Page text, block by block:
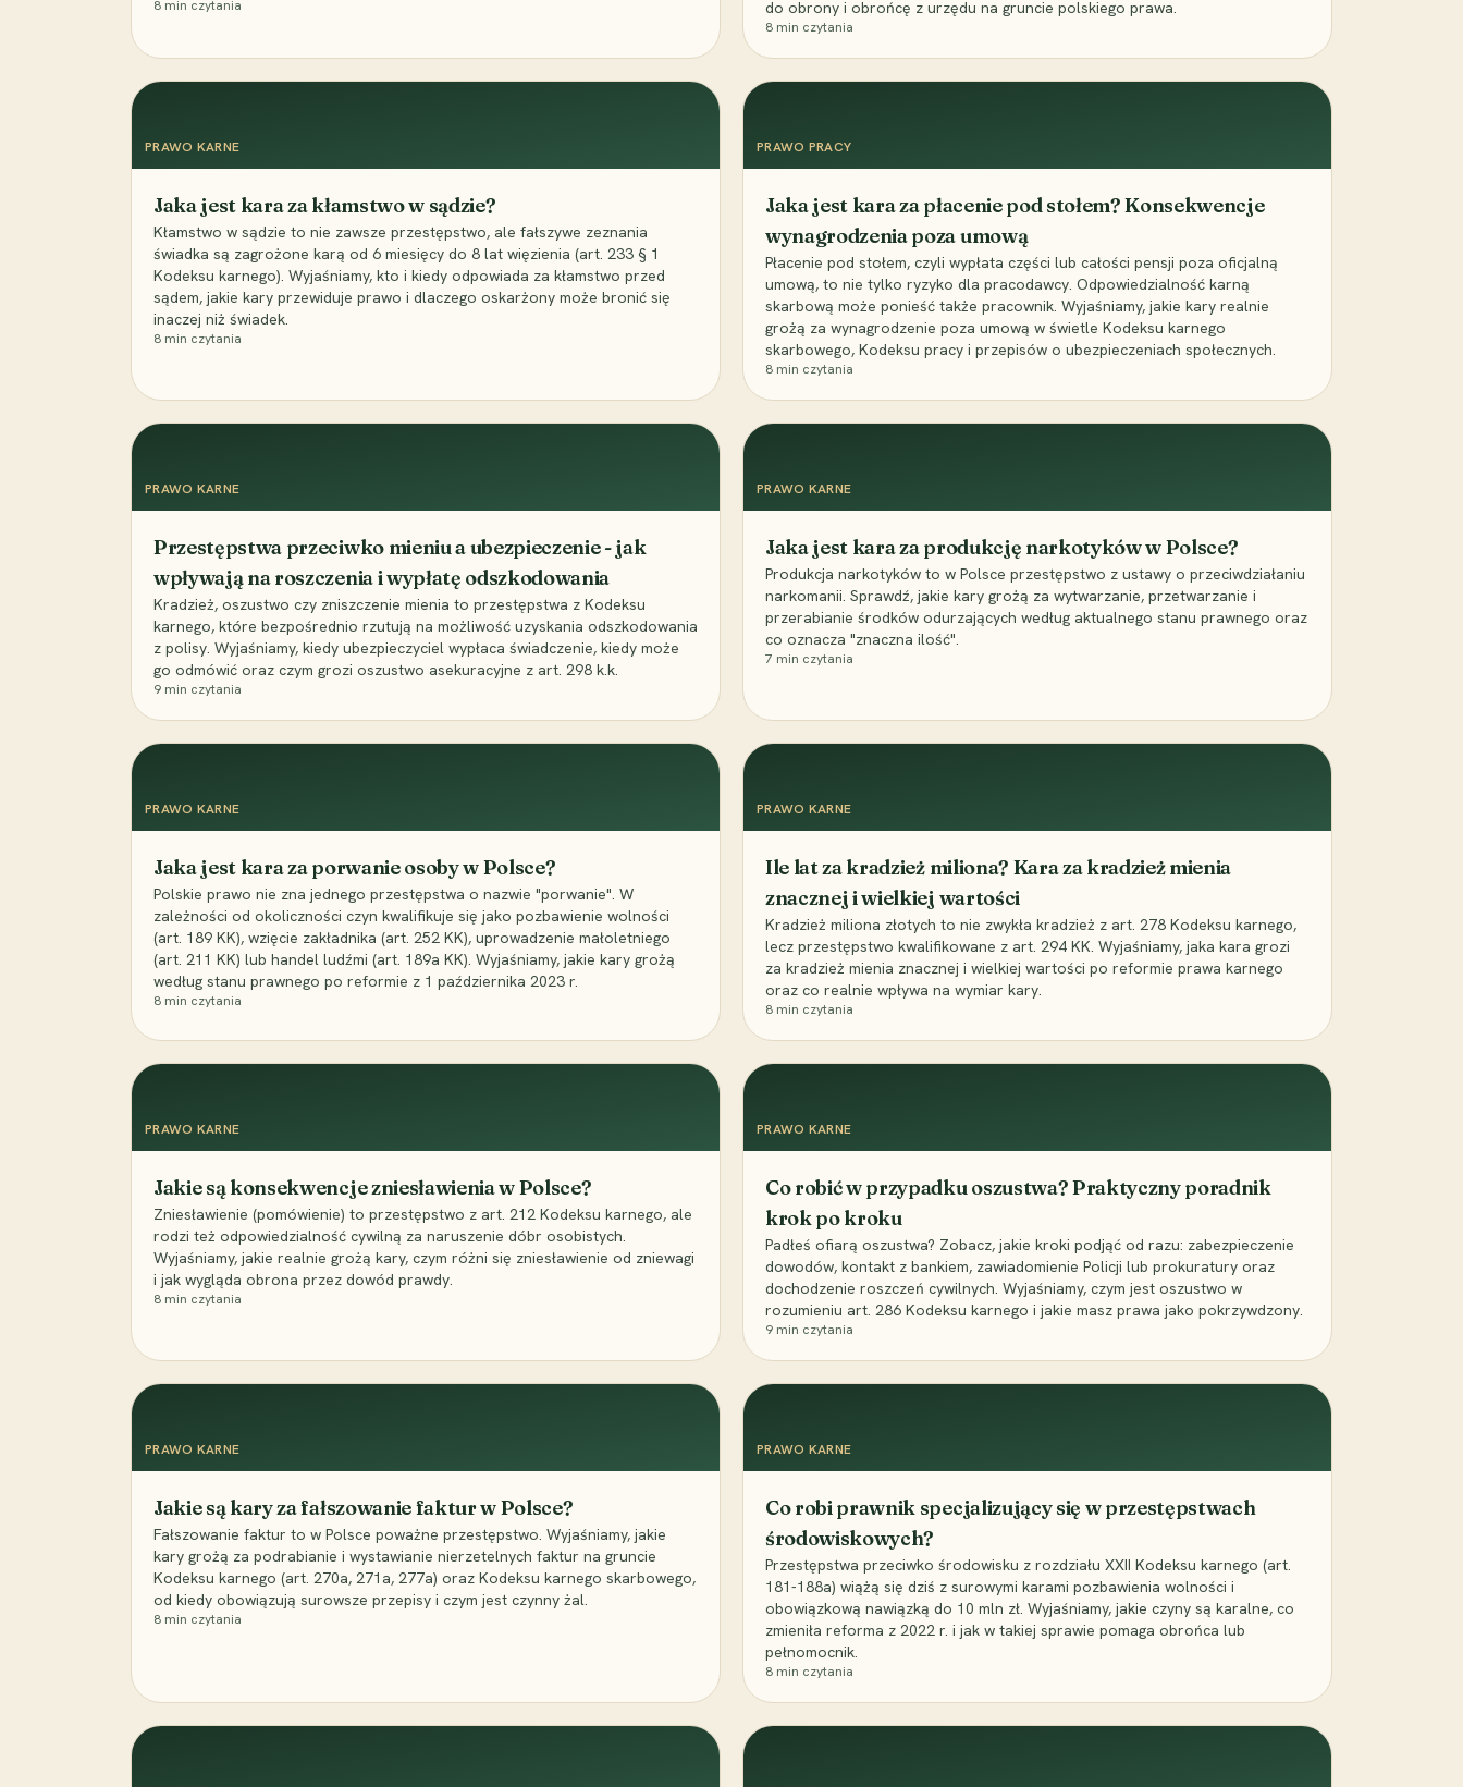
8 min czytania
do obrony i obrońcę z urzędu na gruncie polskiego prawa.
8 min czytania
PRAWO KARNE
Jaka jest kara za kłamstwo w sądzie?
Kłamstwo w sądzie to nie zawsze przestępstwo, ale fałszywe zeznania
świadka są zagrożone karą od 6 miesięcy do 8 lat więzienia (art. 233 § 1
Kodeksu karnego). Wyjaśniamy, kto i kiedy odpowiada za kłamstwo przed
sądem, jakie kary przewiduje prawo i dlaczego oskarżony może bronić się
inaczej niż świadek.
8 min czytania
PRAWO PRACY
Jaka jest kara za płacenie pod stołem? Konsekwencje
wynagrodzenia poza umową
Płacenie pod stołem, czyli wypłata części lub całości pensji poza oficjalną
umową, to nie tylko ryzyko dla pracodawcy. Odpowiedzialność karną
skarbową może ponieść także pracownik. Wyjaśniamy, jakie kary realnie
grożą za wynagrodzenie poza umową w świetle Kodeksu karnego
skarbowego, Kodeksu pracy i przepisów o ubezpieczeniach społecznych.
8 min czytania
PRAWO KARNE
Przestępstwa przeciwko mieniu a ubezpieczenie - jak
wpływają na roszczenia i wypłatę odszkodowania
Kradzież, oszustwo czy zniszczenie mienia to przestępstwa z Kodeksu
karnego, które bezpośrednio rzutują na możliwość uzyskania odszkodowania
z polisy. Wyjaśniamy, kiedy ubezpieczyciel wypłaca świadczenie, kiedy może
go odmówić oraz czym grozi oszustwo asekuracyjne z art. 298 k.k.
9 min czytania
PRAWO KARNE
Jaka jest kara za produkcję narkotyków w Polsce?
Produkcja narkotyków to w Polsce przestępstwo z ustawy o przeciwdziałaniu
narkomanii. Sprawdź, jakie kary grożą za wytwarzanie, przetwarzanie i
przerabianie środków odurzających według aktualnego stanu prawnego oraz
co oznacza "znaczna ilość".
7 min czytania
PRAWO KARNE
Jaka jest kara za porwanie osoby w Polsce?
Polskie prawo nie zna jednego przestępstwa o nazwie "porwanie". W
zależności od okoliczności czyn kwalifikuje się jako pozbawienie wolności
(art. 189 KK), wzięcie zakładnika (art. 252 KK), uprowadzenie małoletniego
(art. 211 KK) lub handel ludźmi (art. 189a KK). Wyjaśniamy, jakie kary grożą
według stanu prawnego po reformie z 1 października 2023 r.
8 min czytania
PRAWO KARNE
Ile lat za kradzież miliona? Kara za kradzież mienia
znacznej i wielkiej wartości
Kradzież miliona złotych to nie zwykła kradzież z art. 278 Kodeksu karnego,
lecz przestępstwo kwalifikowane z art. 294 KK. Wyjaśniamy, jaka kara grozi
za kradzież mienia znacznej i wielkiej wartości po reformie prawa karnego
oraz co realnie wpływa na wymiar kary.
8 min czytania
PRAWO KARNE
Jakie są konsekwencje zniesławienia w Polsce?
Zniesławienie (pomówienie) to przestępstwo z art. 212 Kodeksu karnego, ale
rodzi też odpowiedzialność cywilną za naruszenie dóbr osobistych.
Wyjaśniamy, jakie realnie grożą kary, czym różni się zniesławienie od zniewagi
i jak wygląda obrona przez dowód prawdy.
8 min czytania
PRAWO KARNE
Co robić w przypadku oszustwa? Praktyczny poradnik
krok po kroku
Padłeś ofiarą oszustwa? Zobacz, jakie kroki podjąć od razu: zabezpieczenie
dowodów, kontakt z bankiem, zawiadomienie Policji lub prokuratury oraz
dochodzenie roszczeń cywilnych. Wyjaśniamy, czym jest oszustwo w
rozumieniu art. 286 Kodeksu karnego i jakie masz prawa jako pokrzywdzony.
9 min czytania
PRAWO KARNE
Jakie są kary za fałszowanie faktur w Polsce?
Fałszowanie faktur to w Polsce poważne przestępstwo. Wyjaśniamy, jakie
kary grożą za podrabianie i wystawianie nierzetelnych faktur na gruncie
Kodeksu karnego (art. 270a, 271a, 277a) oraz Kodeksu karnego skarbowego,
od kiedy obowiązują surowsze przepisy i czym jest czynny żal.
8 min czytania
PRAWO KARNE
Co robi prawnik specjalizujący się w przestępstwach
środowiskowych?
Przestępstwa przeciwko środowisku z rozdziału XXII Kodeksu karnego (art.
181-188a) wiążą się dziś z surowymi karami pozbawienia wolności i
obowiązkową nawiązką do 10 mln zł. Wyjaśniamy, jakie czyny są karalne, co
zmieniła reforma z 2022 r. i jak w takiej sprawie pomaga obrońca lub
pełnomocnik.
8 min czytania